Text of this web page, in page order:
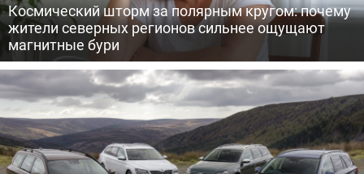
Космический шторм за полярным кругом: почему
жители северных регионов сильнее ощущают
магнитные бури